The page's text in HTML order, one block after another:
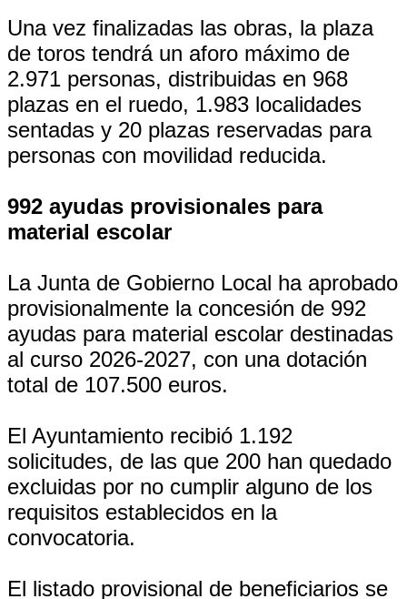
Una vez finalizadas las obras, la plaza
de toros tendrá un aforo máximo de
2.971 personas, distribuidas en 968
plazas en el ruedo, 1.983 localidades
sentadas y 20 plazas reservadas para
personas con movilidad reducida.
992 ayudas provisionales para
material escolar
La Junta de Gobierno Local ha aprobado
provisionalmente la concesión de 992
ayudas para material escolar destinadas
al curso 2026-2027, con una dotación
total de 107.500 euros.
El Ayuntamiento recibió 1.192
solicitudes, de las que 200 han quedado
excluidas por no cumplir alguno de los
requisitos establecidos en la
convocatoria.
El listado provisional de beneficiarios se